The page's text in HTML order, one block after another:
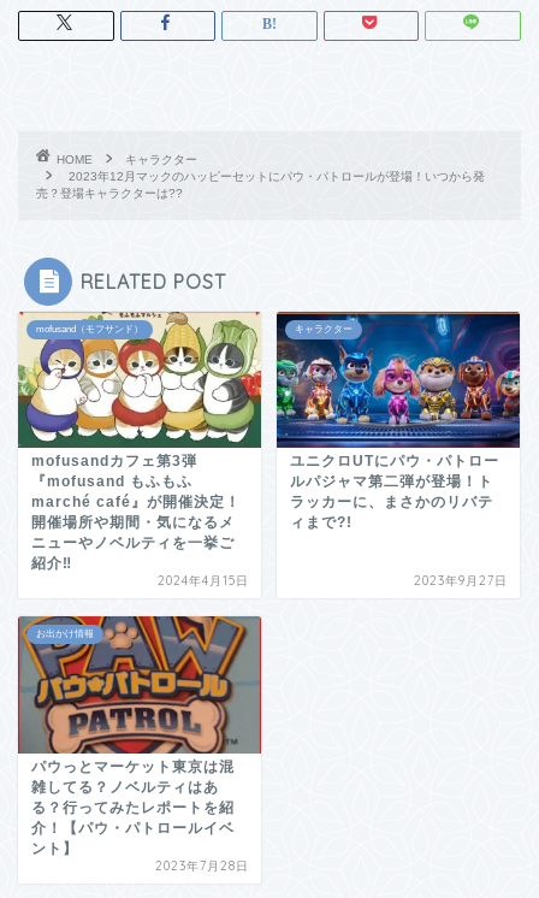
HOME
キャラクター
2023年12月マックのハッピーセットにパウ・パトロールが登場！いつから発
売？登場キャラクターは??
RELATED POST
mofusand（モフサンド）
mofusandカフェ第3弾
『mofusand もふもふ
marché café』が開催決定！
開催場所や期間・気になるメ
ニューやノベルティを一挙ご
紹介‼
2024年4月15日
キャラクター
ユニクロUTにパウ・パトロー
ルパジャマ第二弾が登場！ト
ラッカーに、まさかのリバテ
ィまで?!
2023年9月27日
お出かけ情報
パウっとマーケット東京は混
雑してる？ノベルティはあ
る？行ってみたレポートを紹
介！【パウ・パトロールイベ
ント】
2023年7月28日